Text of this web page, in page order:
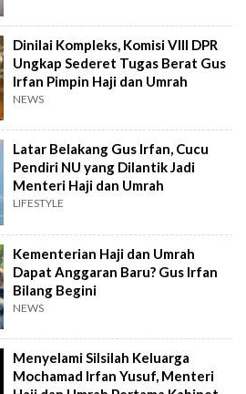
Dinilai Kompleks, Komisi VIII DPR
Ungkap Sederet Tugas Berat Gus
Irfan Pimpin Haji dan Umrah
NEWS
Latar Belakang Gus Irfan, Cucu
Pendiri NU yang Dilantik Jadi
Menteri Haji dan Umrah
LIFESTYLE
Kementerian Haji dan Umrah
Dapat Anggaran Baru? Gus Irfan
Bilang Begini
NEWS
Menyelami Silsilah Keluarga
Mochamad Irfan Yusuf, Menteri